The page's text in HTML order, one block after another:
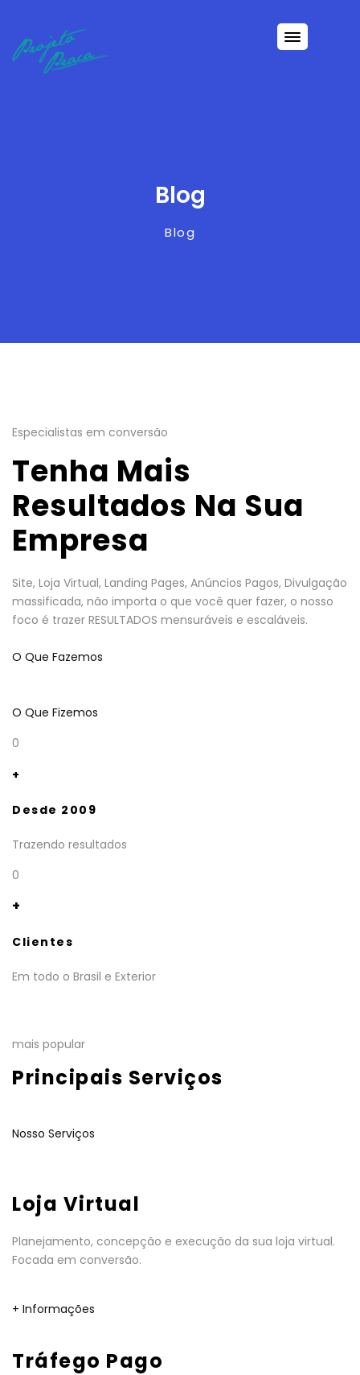
Blog
Blog
Especialistas em conversão
Tenha Mais
Resultados Na Sua
Empresa
Site, Loja Virtual, Landing Pages, Anúncios Pagos, Divulgação
massificada, não importa o que você quer fazer, o nosso
foco é trazer RESULTADOS mensuráveis e escaláveis.
O Que Fazemos
O Que Fizemos
0
+
Desde 2009
Trazendo resultados
0
+
Clientes
Em todo o Brasil e Exterior
mais popular
Principais Serviços
Nosso Serviços
Loja Virtual
Planejamento, concepção e execução da sua loja virtual.
Focada em conversão.
+ Informações
Tráfego Pago